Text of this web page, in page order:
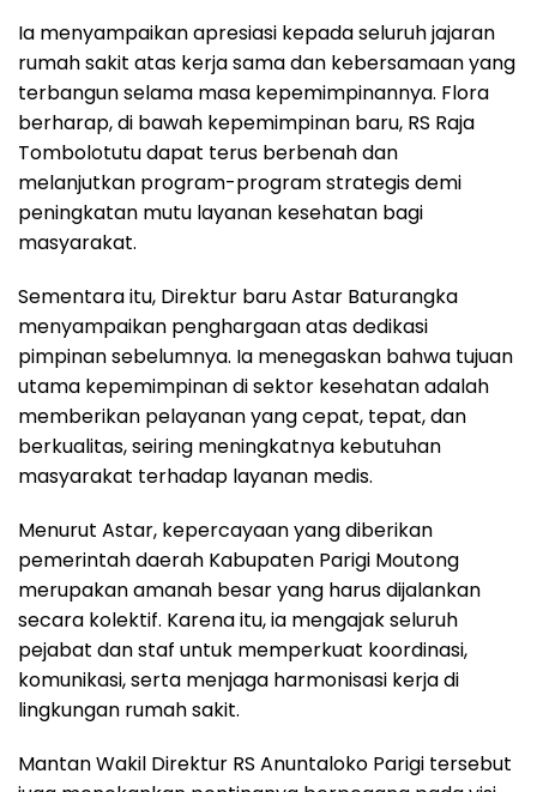
Ia menyampaikan apresiasi kepada seluruh jajaran
rumah sakit atas kerja sama dan kebersamaan yang
terbangun selama masa kepemimpinannya. Flora
berharap, di bawah kepemimpinan baru, RS Raja
Tombolotutu dapat terus berbenah dan
melanjutkan program-program strategis demi
peningkatan mutu layanan kesehatan bagi
masyarakat.
Sementara itu, Direktur baru Astar Baturangka
menyampaikan penghargaan atas dedikasi
pimpinan sebelumnya. Ia menegaskan bahwa tujuan
utama kepemimpinan di sektor kesehatan adalah
memberikan pelayanan yang cepat, tepat, dan
berkualitas, seiring meningkatnya kebutuhan
masyarakat terhadap layanan medis.
Menurut Astar, kepercayaan yang diberikan
pemerintah daerah Kabupaten Parigi Moutong
merupakan amanah besar yang harus dijalankan
secara kolektif. Karena itu, ia mengajak seluruh
pejabat dan staf untuk memperkuat koordinasi,
komunikasi, serta menjaga harmonisasi kerja di
lingkungan rumah sakit.
Mantan Wakil Direktur RS Anuntaloko Parigi tersebut